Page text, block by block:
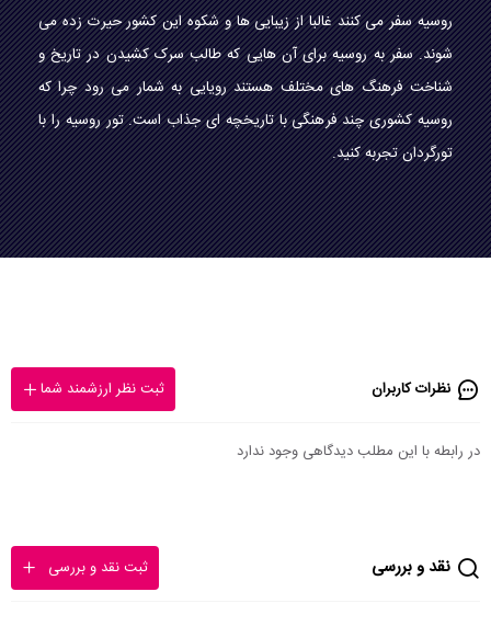
روسیه سفر می کنند غالبا از زیبایی ها و شکوه این کشور حیرت زده می
شوند. سفر به روسیه برای آن هایی که طالب سرک کشیدن در تاریخ و
شناخت فرهنگ های مختلف هستند رویایی به شمار می رود چرا که
روسیه کشوری چند فرهنگی با تاریخچه ای جذاب است. تور روسیه را با
تورگردان تجربه کنید.
نظرات کاربران ثبت نظر ارزشمند شما
در رابطه با این مطلب دیدگاهی وجود ندارد
نقد و بررسی ثبت نقد و بررسی